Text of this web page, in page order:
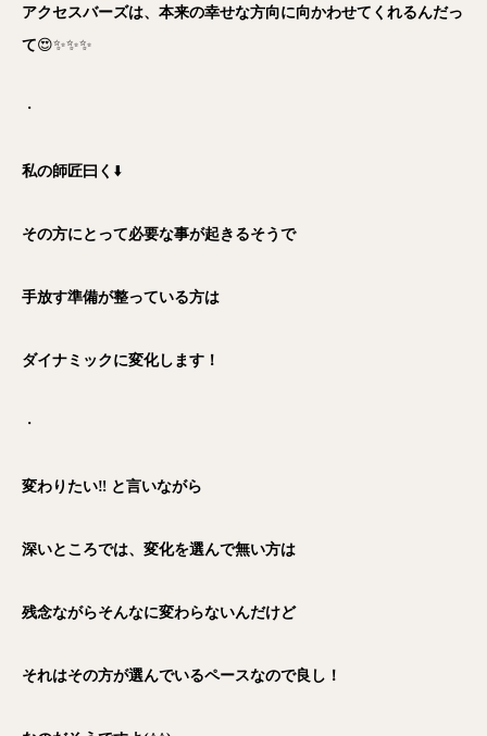
アクセスバーズは、本来の幸せな方向に向かわせてくれるんだっ
て😍✨✨✨
・
私の師匠曰く ⬇️
その方にとって必要な事が起きるそうで
手放す準備が整っている方は
ダイナミックに変化します！
・
変わりたい‼︎ と言いながら
深いところでは、変化を選んで無い方は
残念ながらそんなに変わらないんだけど
それはその方が選んでいるペースなので良し！